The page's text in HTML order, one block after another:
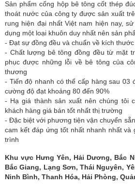
Sản phẩm cống hộp bê tông cốt thép
thoát nước của công ty được sản xuất
rung hiện đại nhất Việt nam hiện nay,
dụng một loại khuôn duy nhất nên sản
- Đạt sự đồng đều và chuẩn về kích
- Chất lượng bê tông đồng đều từ mặt
phục được những lỗi về bê tông của
thương
- Tiến độ nhanh có thể cấp hàng sau 03
cường độ đạt khoảng 80 đến 90%
- Hạ giá thành sản xuất nên chúng tôi
khách hàng giá bán tốt nhất thị trường
- Đặc biệt với phương tiện vận chuyển
cam kết đáp ứng tốt nhất nhanh nhất và
trình
Khu vực Hưng Yên, Hải Dương, Bắc
Bắc Giang, Lạng Sơn, Thái Nguyên,
Ninh Bình, Thanh Hóa, Hải Phòng,